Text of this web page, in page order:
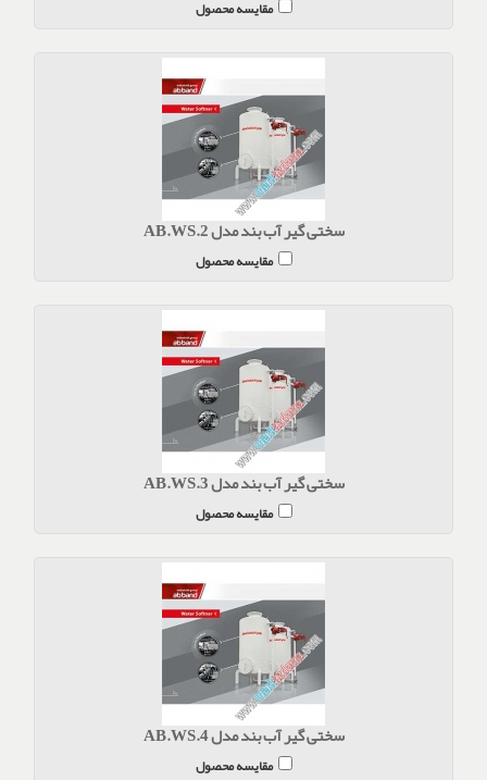
مقایسه محصول
سختی گیر آب بند مدل AB.WS.2
مقایسه محصول
سختی گیر آب بند مدل AB.WS.3
مقایسه محصول
سختی گیر آب بند مدل AB.WS.4
مقایسه محصول